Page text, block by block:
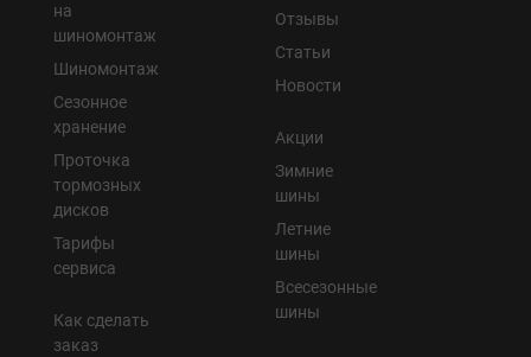
на
шиномонтаж
Шиномонтаж
Сезонное
хранение
Проточка
тормозных
дисков
Тарифы
сервиса
Как сделать
заказ
Отзывы
Статьи
Новости
Акции
Зимние
шины
Летние
шины
Всесезонные
шины